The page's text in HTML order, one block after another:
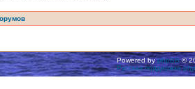
Powered byphpBB©
Русская поддержка